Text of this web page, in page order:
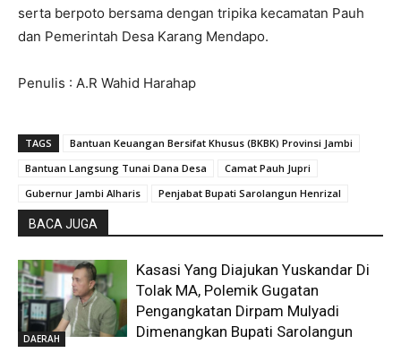
serta berpoto bersama dengan tripika kecamatan Pauh
dan Pemerintah Desa Karang Mendapo.
Penulis : A.R Wahid Harahap
TAGS
Bantuan Keuangan Bersifat Khusus (BKBK) Provinsi Jambi
Bantuan Langsung Tunai Dana Desa
Camat Pauh Jupri
Gubernur Jambi Alharis
Penjabat Bupati Sarolangun Henrizal
BACA JUGA
DAERAH
Kasasi Yang Diajukan Yuskandar Di
Tolak MA, Polemik Gugatan
Pengangkatan Dirpam Mulyadi
Dimenangkan Bupati Sarolangun